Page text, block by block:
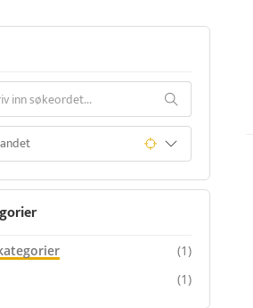
(1)
(1)